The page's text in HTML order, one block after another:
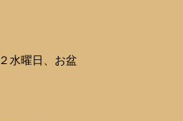
水曜日、お盆